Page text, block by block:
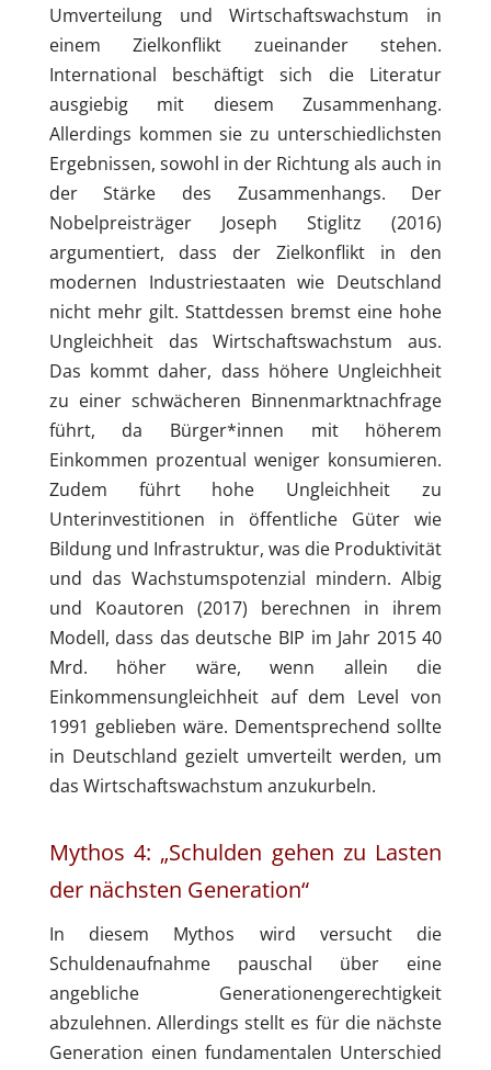
Umverteilung und Wirtschaftswachstum in
einem Zielkonflikt zueinander stehen.
International beschäftigt sich die Literatur
ausgiebig mit diesem Zusammenhang.
Allerdings kommen sie zu unterschiedlichsten
Ergebnissen, sowohl in der Richtung als auch in
der Stärke des Zusammenhangs. Der
Nobelpreisträger Joseph Stiglitz (2016)
argumentiert, dass der Zielkonflikt in den
modernen Industriestaaten wie Deutschland
nicht mehr gilt. Stattdessen bremst eine hohe
Ungleichheit das Wirtschaftswachstum aus.
Das kommt daher, dass höhere Ungleichheit
zu einer schwächeren Binnenmarktnachfrage
führt, da Bürger*innen mit höherem
Einkommen prozentual weniger konsumieren.
Zudem führt hohe Ungleichheit zu
Unterinvestitionen in öffentliche Güter wie
Bildung und Infrastruktur, was die Produktivität
und das Wachstumspotenzial mindern. Albig
und Koautoren (2017) berechnen in ihrem
Modell, dass das deutsche BIP im Jahr 2015 40
Mrd. höher wäre, wenn allein die
Einkommensungleichheit auf dem Level von
1991 geblieben wäre. Dementsprechend sollte
in Deutschland gezielt umverteilt werden, um
das Wirtschaftswachstum anzukurbeln.
Mythos 4: „Schulden gehen zu Lasten
der nächsten Generation“
In diesem Mythos wird versucht die
Schuldenaufnahme pauschal über eine
angebliche Generationengerechtigkeit
abzulehnen. Allerdings stellt es für die nächste
Generation einen fundamentalen Unterschied